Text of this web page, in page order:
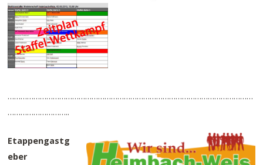
……………………………………………………………………………………………………
………………………..
Etappengastg
eber